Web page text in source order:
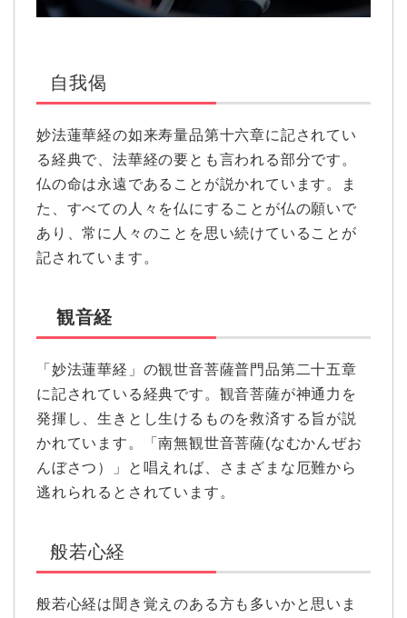
自我偈
妙法蓮華経の如来寿量品第十六章に記されてい
る経典で、法華経の要とも言われる部分です。
仏の命は永遠であることが説かれています。ま
た、すべての人々を仏にすることが仏の願いで
あり、常に人々のことを思い続けていることが
記されています。
観音経
「妙法蓮華経」の観世音菩薩普門品第二十五章
に記されている経典です。観音菩薩が神通力を
発揮し、生きとし生けるものを救済する旨が説
かれています。「南無観世音菩薩(なむかんぜお
んぼさつ）」と唱えれば、さまざまな厄難から
逃れられるとされています。
般若心経
般若心経は聞き覚えのある方も多いかと思いま